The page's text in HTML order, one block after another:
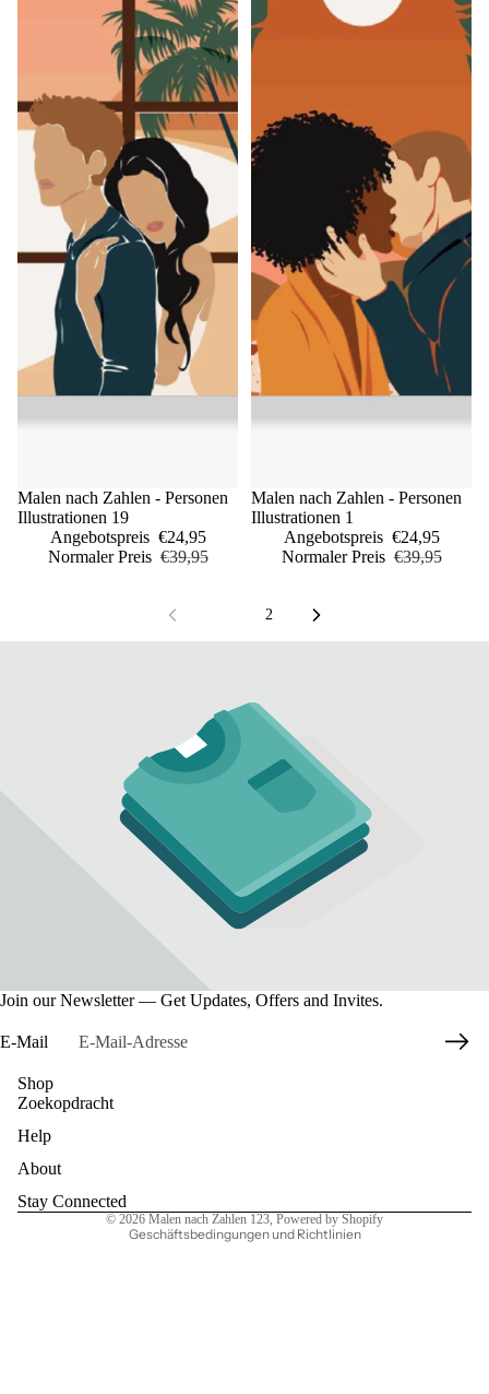
Sale
Malen nach Zahlen - Personen
Illustrationen 19
Angebotspreis €24,95
Normaler Preis €39,95
Sale
Malen nach Zahlen - Personen
Illustrationen 1
Angebotspreis €24,95
Normaler Preis €39,95
2
Join our Newsletter — Get Updates, Offers and Invites.
E-Mail
Shop
Zoekopdracht
Help
About
Stay Connected
© 2026 Malen nach Zahlen 123, Powered by Shopify
Geschäftsbedingungen und Richtlinien
Datenschutzerklärung
Widerrufsrecht
AGB
Kontaktinformationen